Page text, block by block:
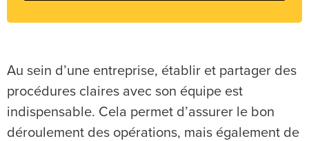
Au sein d’une entreprise, établir et partager des
procédures claires avec son équipe est
indispensable. Cela permet d’assurer le bon
déroulement des opérations, mais également de